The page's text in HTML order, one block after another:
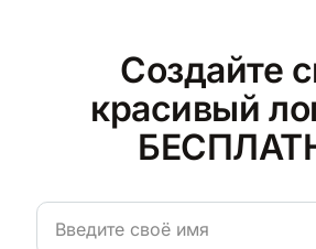
Научный
Создайте
красивый